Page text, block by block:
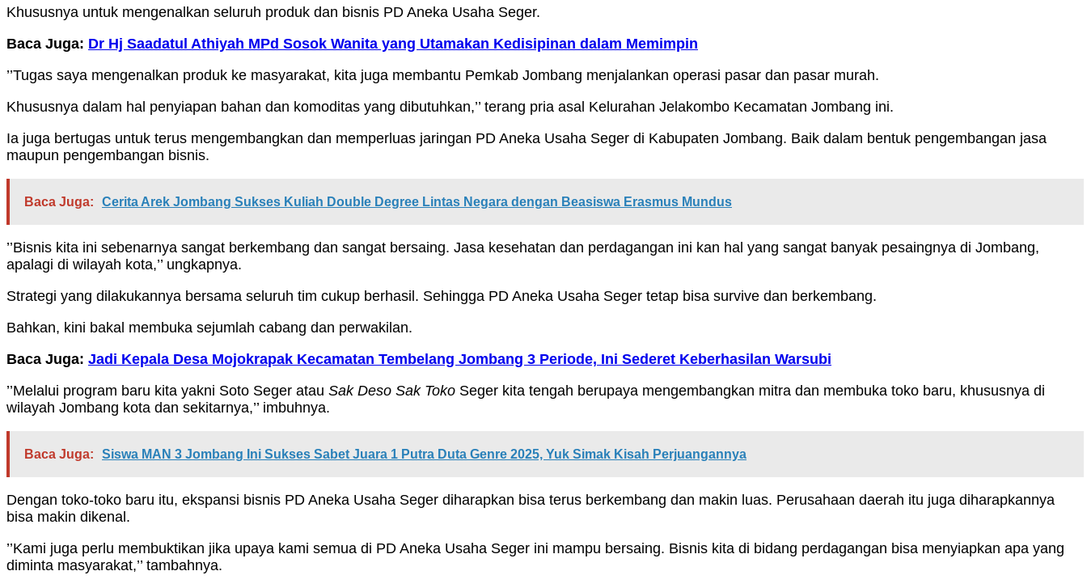
Khususnya untuk mengenalkan seluruh produk dan bisnis PD Aneka Usaha Seger.
Baca Juga: Dr Hj Saadatul Athiyah MPd Sosok Wanita yang Utamakan Kedisipinan dalam Memimpin
’’Tugas saya mengenalkan produk ke masyarakat, kita juga membantu Pemkab Jombang menjalankan operasi pasar dan pasar murah.
Khususnya dalam hal penyiapan bahan dan komoditas yang dibutuhkan,’’ terang pria asal Kelurahan Jelakombo Kecamatan Jombang ini.
Ia juga bertugas untuk terus mengembangkan dan memperluas jaringan PD Aneka Usaha Seger di Kabupaten Jombang. Baik dalam bentuk pengembangan jasa
maupun pengembangan bisnis.
Baca Juga: Cerita Arek Jombang Sukses Kuliah Double Degree Lintas Negara dengan Beasiswa Erasmus Mundus
’’Bisnis kita ini sebenarnya sangat berkembang dan sangat bersaing. Jasa kesehatan dan perdagangan ini kan hal yang sangat banyak pesaingnya di Jombang,
apalagi di wilayah kota,’’ ungkapnya.
Strategi yang dilakukannya bersama seluruh tim cukup berhasil. Sehingga PD Aneka Usaha Seger tetap bisa survive dan berkembang.
Bahkan, kini bakal membuka sejumlah cabang dan perwakilan.
Baca Juga: Jadi Kepala Desa Mojokrapak Kecamatan Tembelang Jombang 3 Periode, Ini Sederet Keberhasilan Warsubi
’’Melalui program baru kita yakni Soto Seger atau Sak Deso Sak Toko Seger kita tengah berupaya mengembangkan mitra dan membuka toko baru, khususnya di
wilayah Jombang kota dan sekitarnya,’’ imbuhnya.
Baca Juga: Siswa MAN 3 Jombang Ini Sukses Sabet Juara 1 Putra Duta Genre 2025, Yuk Simak Kisah Perjuangannya
Dengan toko-toko baru itu, ekspansi bisnis PD Aneka Usaha Seger diharapkan bisa terus berkembang dan makin luas. Perusahaan daerah itu juga diharapkannya
bisa makin dikenal.
’’Kami juga perlu membuktikan jika upaya kami semua di PD Aneka Usaha Seger ini mampu bersaing. Bisnis kita di bidang perdagangan bisa menyiapkan apa yang
diminta masyarakat,’’ tambahnya.